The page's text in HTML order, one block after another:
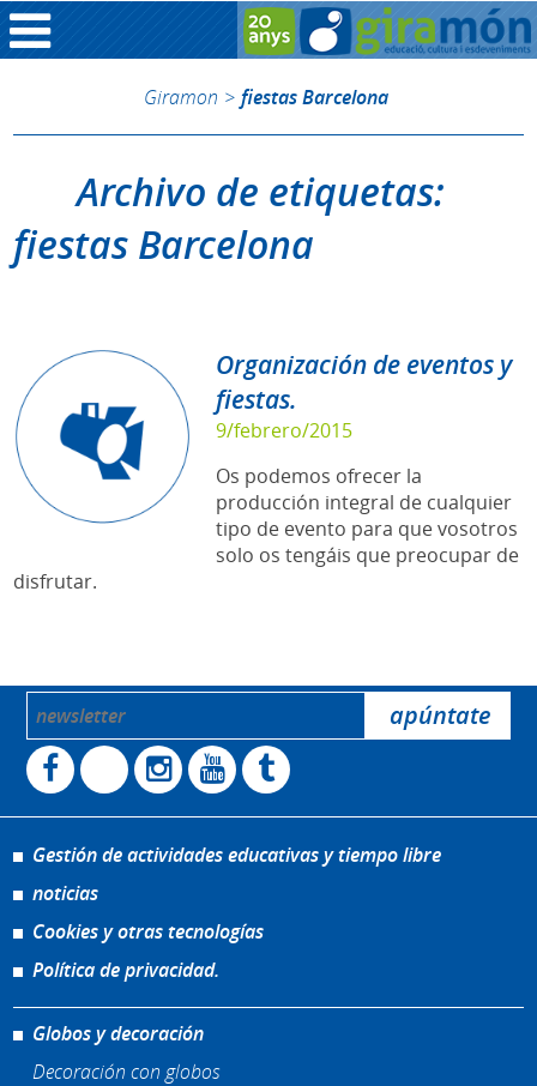
Giramon > fiestas Barcelona
Archivo de etiquetas:
fiestas Barcelona
Organización de eventos y
fiestas.
9/febrero/2015
Os podemos ofrecer la
producción integral de cualquier
tipo de evento para que vosotros
solo os tengáis que preocupar de
disfrutar.
Gestión de actividades educativas y tiempo libre
noticias
Cookies y otras tecnologías
Política de privacidad.
Globos y decoración
Decoración con globos